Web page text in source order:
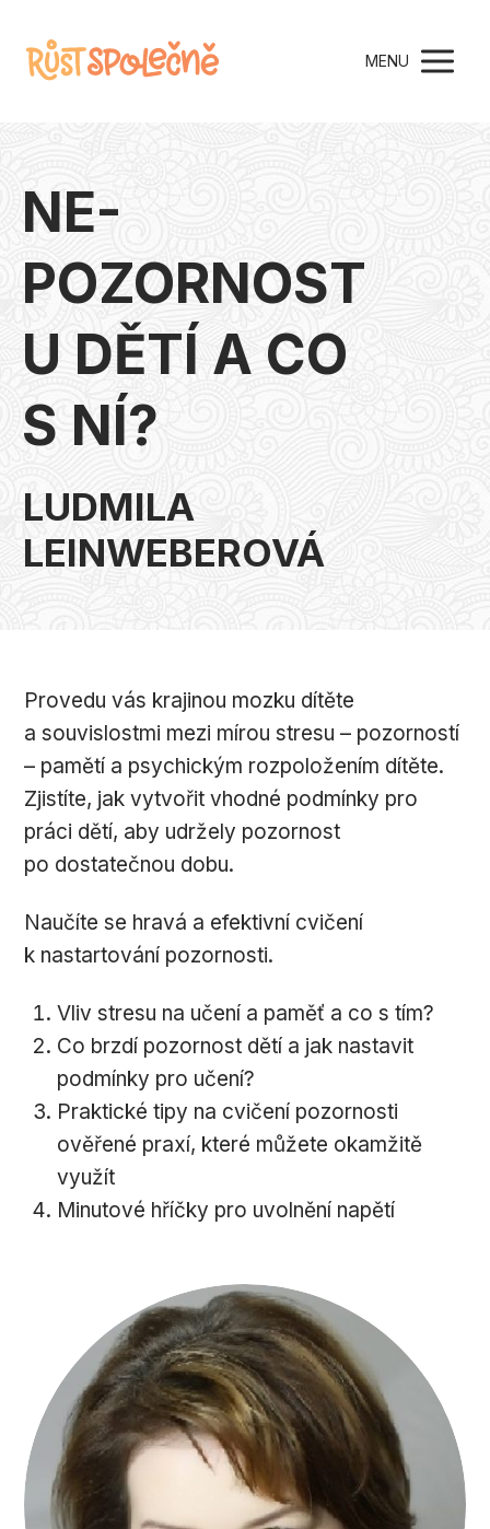
MENU
NE-
POZORNOST
U DĚTÍ A CO
S NÍ?
LUDMILA
LEINWEBEROVÁ
Provedu vás krajinou mozku dítěte
a souvislostmi mezi mírou stresu – pozorností
– pamětí a psychickým rozpoložením dítěte.
Zjistíte, jak vytvořit vhodné podmínky pro
práci dětí, aby udržely pozornost
po dostatečnou dobu.
Naučíte se hravá a efektivní cvičení
k nastartování pozornosti.
Vliv stresu na učení a paměť a co s tím?
Co brzdí pozornost dětí a jak nastavit
podmínky pro učení?
Praktické tipy na cvičení pozornosti
ověřené praxí, které můžete okamžitě
využít
Minutové hříčky pro uvolnění napětí